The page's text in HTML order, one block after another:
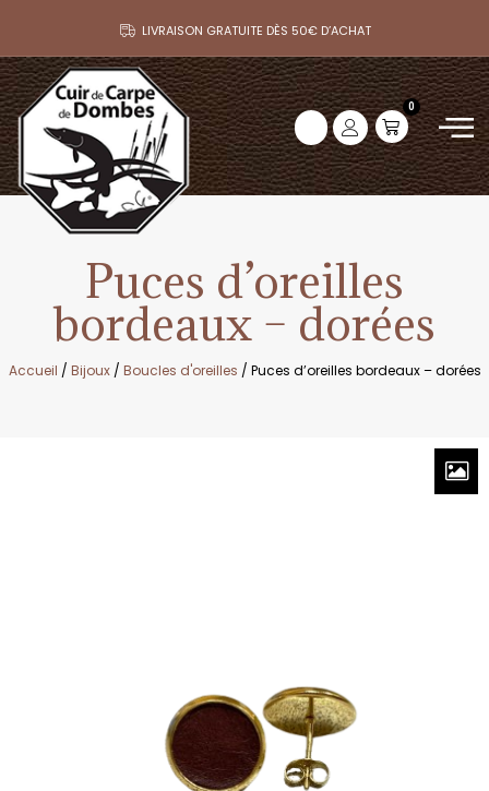
LIVRAISON GRATUITE DÈS 50€ D’ACHAT
0
Puces d’oreilles
bordeaux – dorées
Accueil / Bijoux/ Boucles d'oreilles / Puces d’oreilles bordeaux – dorées